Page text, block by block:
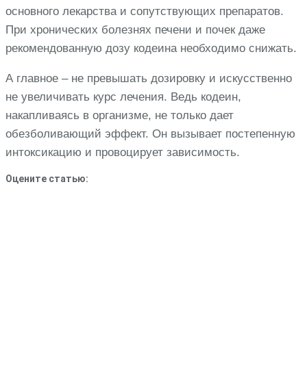
основного лекарства и сопутствующих препаратов.
При хронических болезнях печени и почек даже
рекомендованную дозу кодеина необходимо снижать.
А главное – не превышать дозировку и искусственно
не увеличивать курс лечения. Ведь кодеин,
накапливаясь в организме, не только дает
обезболивающий эффект. Он вызывает постепенную
интоксикацию и провоцирует зависимость.
Оцените статью: